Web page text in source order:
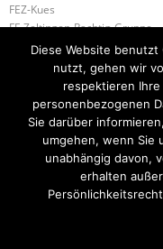
FEZ-Kues
FF-Zeltingen-Rachtig-Gruppe
BeKu WL
B-2
Startseite Einsätze
Theme byThink Up
Diese Website
nutzt, gehen wir
respektieren
personenbezogenen
Sie darüber
umgehen, wenn Sie
unabhängig davon,
erhalten